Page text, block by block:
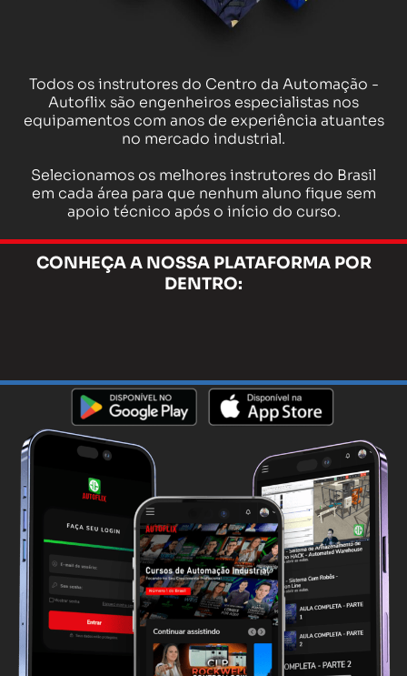
Todos os instrutores do Centro da Automação -
Autoflix são engenheiros especialistas nos
equipamentos com anos de experiência atuantes
no mercado industrial.
Selecionamos os melhores instrutores do Brasil
em cada área para que nenhum aluno fique sem
apoio técnico após o início do curso.
CONHEÇA A NOSSA PLATAFORMA POR
DENTRO: